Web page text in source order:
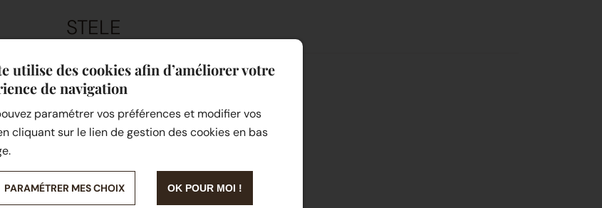
STELE
Référence P 200 C
utilise des cookies afin d’améliorer votre
de navigation
paramétrer vos préférences et modifier vos
cliquant sur le lien de gestion des cookies en bas
PARAMÉTRER MES CHOIX OK POUR MOI !